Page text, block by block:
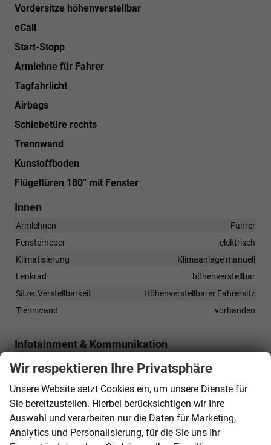
Vordersitze höhenverstellbar
eCall
Start-Stopp
Armlehne für Fahrer
Tagfahrlicht
Airbags
Schiebetüre rechts
Trennwand
Kunstoffboden
Flügeltüren 180° mit Fenster
Innen
Armlehnen
Fahrer
Fensterheber
elektrisch
Klimatisierung
Klimaanlage manuell
Lenkrad
höhenverstellbar
Sitze: Verstellbarkeit
Höhenverstellbarer Fahrersitz
Trennwand
vorhanden
Infotainment & Kommunikation
Audioanlage
Radio, Schnittstelle USB, Digitalradio DAB, Farbdisplay,
Touchscreen
Bordcomputer
vorhanden
Telefon
Freisprecheinrichtung, Bluetooth
Wir respektieren Ihre Privatsphäre
Unsere Website setzt Cookies ein, um unsere Dienste für
Sie bereitzustellen. Hierbei berücksichtigen wir Ihre
Auswahl und verarbeiten nur die Daten für Marketing,
Analytics und Personalisierung, für die Sie uns Ihr